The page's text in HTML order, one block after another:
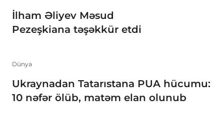
İlham Əliyev Məsud
Pezeşkiana təşəkkür etdi
Dünya
Ukraynadan Tatarıstana PUA hücumu:
10 nəfər ölüb, matəm elan olunub